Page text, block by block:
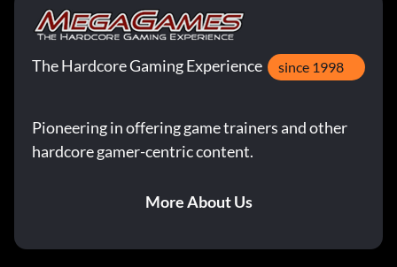
The Hardcore Gaming Experience since 1998
Pioneering in offering game trainers and other
hardcore gamer-centric content.
More About Us